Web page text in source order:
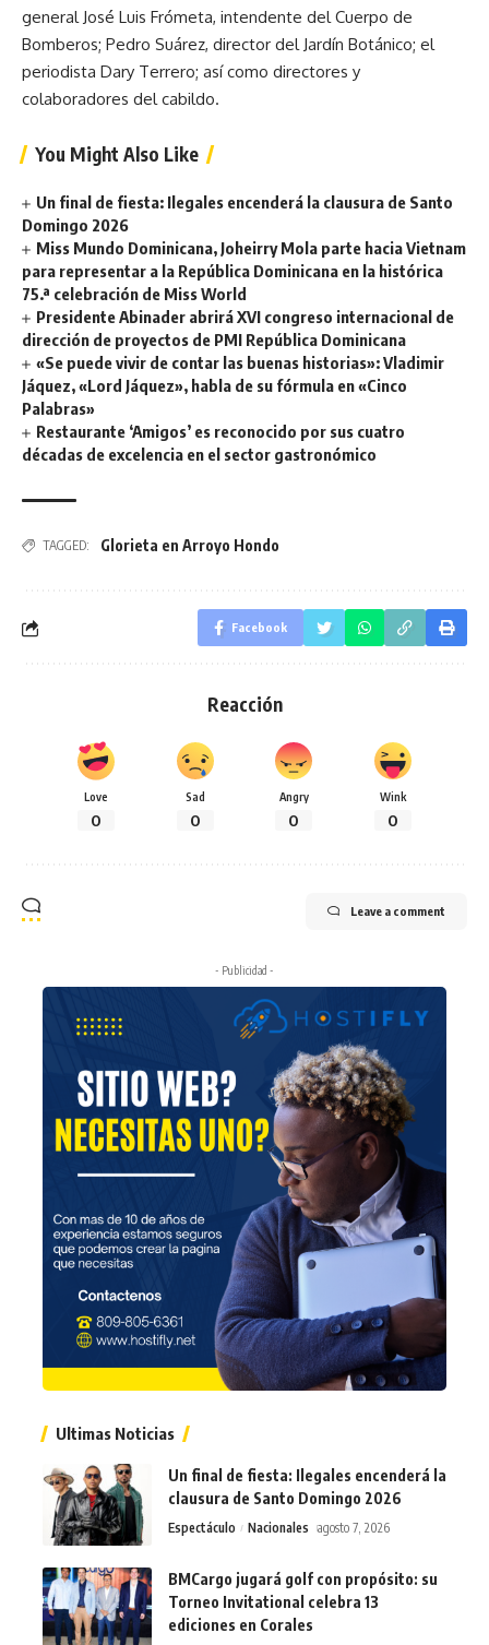
general José Luis Frómeta, intendente del Cuerpo de
Bomberos; Pedro Suárez, director del Jardín Botánico; el
periodista Dary Terrero; así como directores y
colaboradores del cabildo.
You Might Also Like
Un final de fiesta: Ilegales encenderá la clausura de Santo
Domingo 2026
Miss Mundo Dominicana, Joheirry Mola parte hacia Vietnam
para representar a la República Dominicana en la histórica
75.ª celebración de Miss World
Presidente Abinader abrirá XVI congreso internacional de
dirección de proyectos de PMI República Dominicana
«Se puede vivir de contar las buenas historias»: Vladimir
Jáquez, «Lord Jáquez», habla de su fórmula en «Cinco
Palabras»
Restaurante ‘Amigos’ es reconocido por sus cuatro
décadas de excelencia en el sector gastronómico
TAGGED: Glorieta en Arroyo Hondo
Facebook
Reacción
Love
0
Sad
0
Angry
0
Wink
0
Leave a comment
- Publicidad -
Ultimas Noticias
Un final de fiesta: Ilegales encenderá la
clausura de Santo Domingo 2026
Espectáculo Nacionales agosto 7, 2026
BMCargo jugará golf con propósito: su
Torneo Invitational celebra 13
ediciones en Corales